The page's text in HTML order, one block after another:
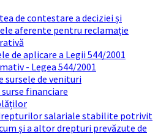
de contestare a deciziei și
aferente pentru reclamație
de aplicare a Legii 544/2001
- Legea 544/2001
sursele de venituri
financiare
salariale stabilite potrivit
și a altor drepturi prevăzute de